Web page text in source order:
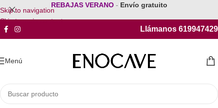
Skip to navigation
Skip to main content
REBAJAS VERANO - Envío gratuito
Llámanos 619947429
Menú